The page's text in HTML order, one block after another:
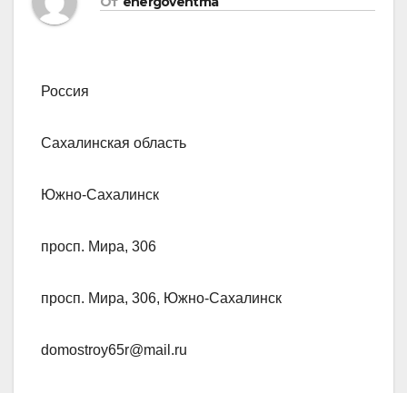
Россия
Сахалинская область
Южно-Сахалинск
просп. Мира, 306
просп. Мира, 306, Южно-Сахалинск
domostroy65r@mail.ru